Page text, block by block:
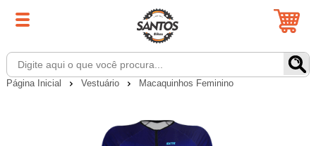
Página Inicial Vestuário Macaquinhos Feminino